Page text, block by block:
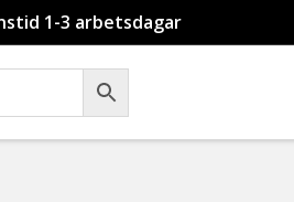
1-3 arbetsdagar